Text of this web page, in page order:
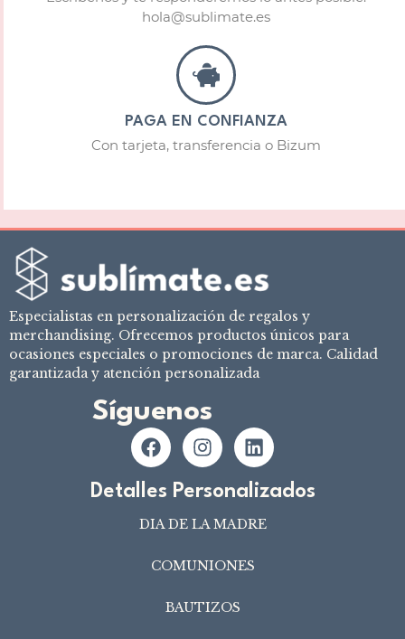
hola@sublimate.es
PAGA EN CONFIANZA
Con tarjeta, transferencia o Bizum
Especialistas en personalización de regalos y
merchandising. Ofrecemos productos únicos para
ocasiones especiales o promociones de marca. Calidad
garantizada y atención personalizada
Síguenos
Detalles Personalizados
DIA DE LA MADRE
COMUNIONES
BAUTIZOS